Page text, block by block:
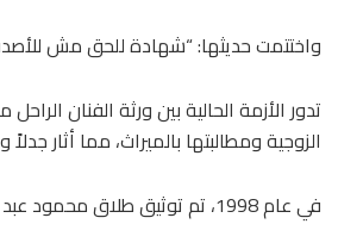
واختتمت حديثها: “شهادة للحق مش
تدور الأزمة الحالية بين ورثة الفنان
الزوجية ومطالبتها بالميراث، مما أثار
في عام 1998، تم توثيق طلاق محمود عبد العزيز من بوسي شلبي رسميًا، بعد نحو 45 يومًا من زواجهما.